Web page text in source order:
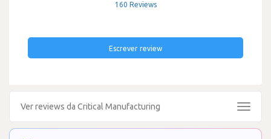
160 Reviews
Escrever review
Ver reviews da Critical Manufacturing
Toggle